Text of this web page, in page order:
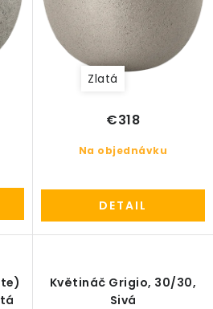
údajov
O nás
o doprave
Zlatá
Na objednávku
€318
DETAIL
Květináč Grigio, 30/30,
Sivá